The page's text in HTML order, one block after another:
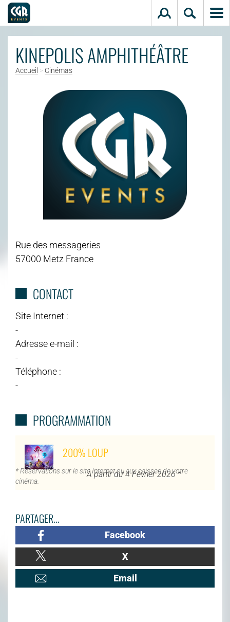
KINEPOLIS AMPHITHÉÂTRE
Accueil > Cinémas
Rue des messageries
57000 Metz France
CONTACT
Site Internet :
-
Adresse e-mail :
-
Téléphone :
-
PROGRAMMATION
200% LOUP
À partir du 4 Février 2026 *
* Réservations sur le site Internet ou aux caisses de votre
cinéma.
PARTAGER...
Facebook
X
Email